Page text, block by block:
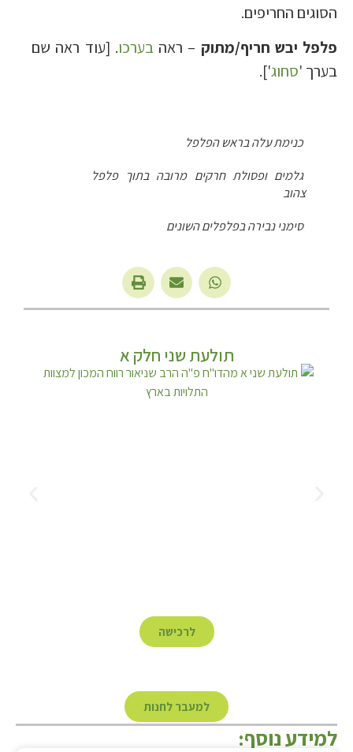
הסוגים החריפים.
פלפל יבש חריף/מתוק – ראהבערכו. [עוד ראה שם
בערך 'סחוג'].
כנימת עלה בראש הפלפל
גלמים ופסולת חרקים מרובה בתוך פלפל
צהוב
סימני נבירה בפלפלים השונים
תולעת שני חלק א
לרכישה
למעבר לחנות
למידע נוסף: